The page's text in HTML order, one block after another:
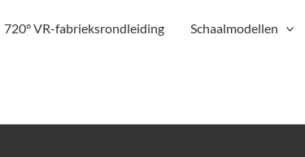
720° VR-fabrieksrondleiding Schaalmodellen